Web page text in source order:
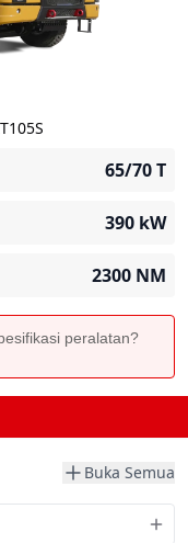
65/70T
390 kW
2300 NM
peralatan?
Buka Semua